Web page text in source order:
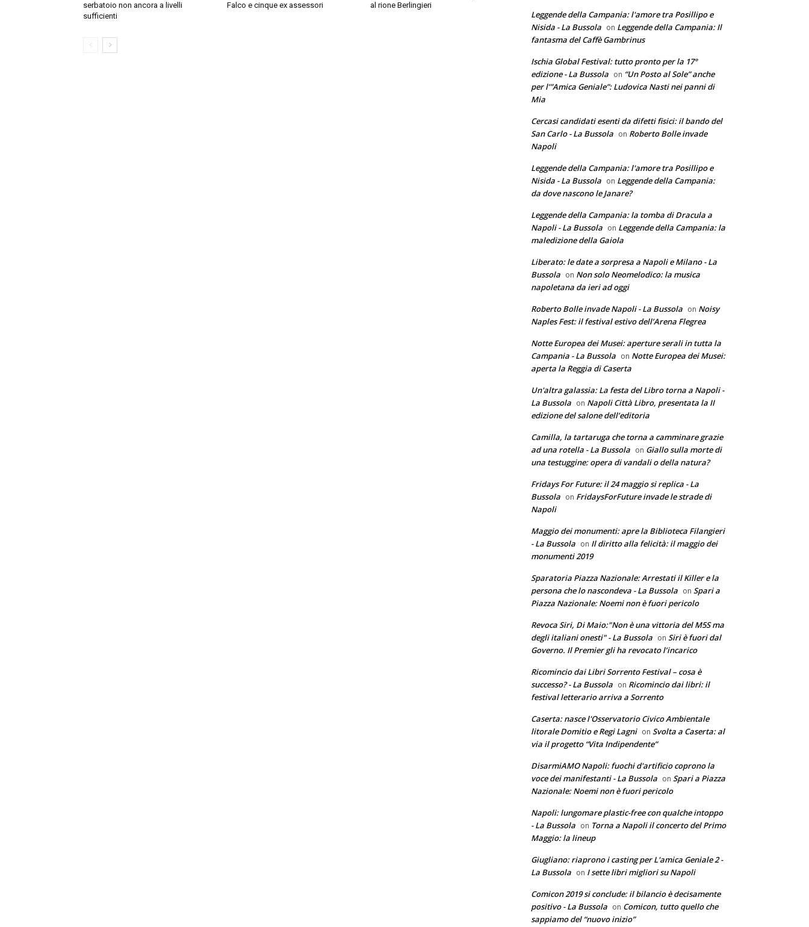
serbatoio non ancora a livelli
sufficienti
Falco e cinque ex assessori
al rione Berlingieri
Leggende della Campania: l'amore tra Posillipo e
Nisida - La Bussola on Leggende della Campania: Il
fantasma del Caffè Gambrinus
Ischia Global Festival: tutto pronto per la 17°
edizione - La Bussola on “Un Posto al Sole” anche
per l’”Amica Geniale”: Ludovica Nasti nei panni di
Mia
Cercasi candidati esenti da difetti fisici: il bando del
San Carlo - La Bussola on Roberto Bolle invade
Napoli
Leggende della Campania: l'amore tra Posillipo e
Nisida - La Bussola on Leggende della Campania:
da dove nascono le Janare?
Leggende della Campania: la tomba di Dracula a
Napoli - La Bussola on Leggende della Campania: la
maledizione della Gaiola
Liberato: le date a sorpresa a Napoli e Milano - La
Bussola on Non solo Neomelodico: la musica
napoletana da ieri ad oggi
Roberto Bolle invade Napoli - La Bussola on Noisy
Naples Fest: il festival estivo dell’Arena Flegrea
Notte Europea dei Musei: aperture serali in tutta la
Campania - La Bussola on Notte Europea dei Musei:
aperta la Reggia di Caserta
Un'altra galassia: La festa del Libro torna a Napoli -
La Bussola on Napoli Città Libro, presentata la II
edizione del salone dell’editoria
Camilla, la tartaruga che torna a camminare grazie
ad una rotella - La Bussola on Giallo sulla morte di
una testuggine: opera di vandali o della natura?
Fridays For Future: il 24 maggio si replica - La
Bussola on FridaysForFuture invade le strade di
Napoli
Maggio dei monumenti: apre la Biblioteca Filangieri
- La Bussola on Il diritto alla felicità: il maggio dei
monumenti 2019
Sparatoria Piazza Nazionale: Arrestati il Killer e la
persona che lo nascondeva - La Bussola on Spari a
Piazza Nazionale: Noemi non è fuori pericolo
Revoca Siri, Di Maio:"Non è una vittoria del M5S ma
degli italiani onesti" - La Bussola on Siri è fuori dal
Governo. Il Premier gli ha revocato l’incarico
Ricomincio dai Libri Sorrento Festival – cosa è
successo? - La Bussola on Ricomincio dai libri: il
festival letterario arriva a Sorrento
Caserta: nasce l'Osservatorio Civico Ambientale
litorale Domitio e Regi Lagni on Svolta a Caserta: al
via il progetto “Vita Indipendente”
DisarmiAMO Napoli: fuochi d'artificio coprono la
voce dei manifestanti - La Bussola on Spari a Piazza
Nazionale: Noemi non è fuori pericolo
Napoli: lungomare plastic-free con qualche intoppo
- La Bussola on Torna a Napoli il concerto del Primo
Maggio: la lineup
Giugliano: riaprono i casting per L'amica Geniale 2 -
La Bussola on I sette libri migliori su Napoli
Comicon 2019 si conclude: il bilancio è decisamente
positivo - La Bussola on Comicon, tutto quello che
sappiamo del “nuovo inizio”